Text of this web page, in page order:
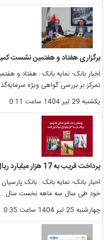
برگزاری هفتاد و هفتمین نشست
اخبار بانک- نمایه بانک : هفتاد و
تمرکز بر بررسی گواهی ویژه
یکشنبه 29 تیر 1404 ساعت 0:11
پرداخت قریب به 17 هزار میلیارد ریال تسهیلات قرض‌الحسنه
اخبار بانک- نمایه بانک : بانک
خود طی سال سه ماهه نخست سال ...
چهارشنبه 25 تیر 1404 ساعت 0:35